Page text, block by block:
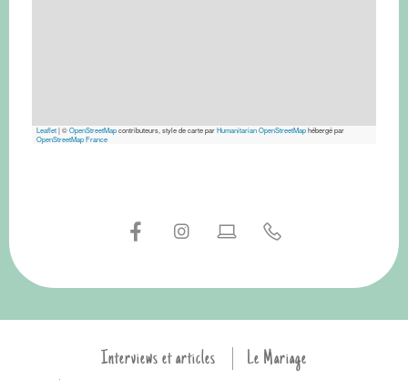
Leaflet|©OpenStreetMapcontributeurs, style de carte parHumanitarian OpenStreetMaphébergé par
OpenStreetMap France
Interviews et articles
Le Mariage